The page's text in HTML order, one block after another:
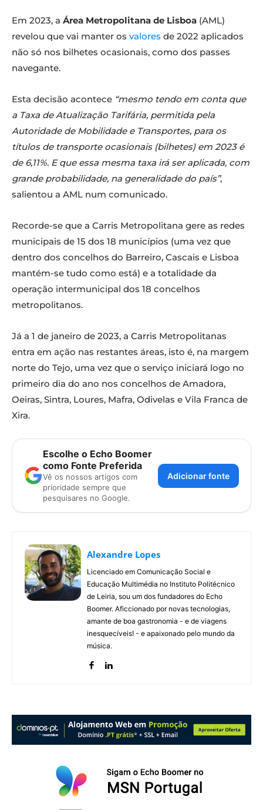
Em 2023, a Área Metropolitana de Lisboa (AML)
revelou que vai manter os valores de 2022 aplicados
não só nos bilhetes ocasionais, como dos passes
navegante.
Esta decisão acontece “mesmo tendo em conta que
a Taxa de Atualização Tarifária, permitida pela
Autoridade de Mobilidade e Transportes, para os
títulos de transporte ocasionais (bilhetes) em 2023 é
de 6,11%. E que essa mesma taxa irá ser aplicada, com
grande probabilidade, na generalidade do país”,
salientou a AML num comunicado.
Recorde-se que a Carris Metropolitana gere as redes
municipais de 15 dos 18 municípios (uma vez que
dentro dos concelhos do Barreiro, Cascais e Lisboa
mantém-se tudo como está) e a totalidade da
operação intermunicipal dos 18 concelhos
metropolitanos.
Já a 1 de janeiro de 2023, a Carris Metropolitanas
entra em ação nas restantes áreas, isto é, na margem
norte do Tejo, uma vez que o serviço iniciará logo no
primeiro dia do ano nos concelhos de Amadora,
Oeiras, Sintra, Loures, Mafra, Odivelas e Vila Franca de
Xira.
Escolhe o Echo Boomer
como Fonte Preferida
Vê os nossos artigos com
prioridade sempre que
pesquisares no Google.
Adicionar fonte
Alexandre Lopes
Licenciado em Comunicação Social e
Educação Multimédia no Instituto Politécnico
de Leiria, sou um dos fundadores do Echo
Boomer. Aficcionado por novas tecnologias,
amante de boa gastronomia - e de viagens
inesquecíveis! - e apaixonado pelo mundo da
música.